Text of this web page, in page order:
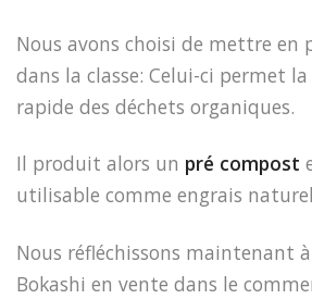
Nous avons choisi de mettre en
dans la classe: Celui-ci permet
rapide des déchets organiques.
Il produit alors un pré compost
utilisable comme engrais
Nous réfléchissons maintenant
Bokashi en vente dans le